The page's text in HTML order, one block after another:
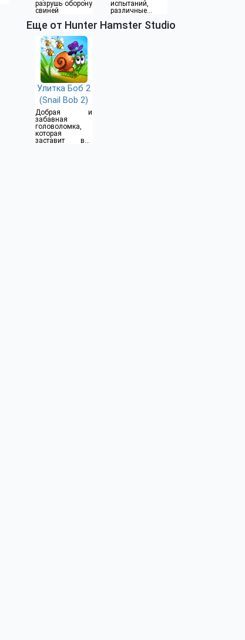
разрушь оборону
свиней
испытаний,
различные
сложности
Еще от Hunter Hamster Studio
Улитка Боб 2
(Snail Bob 2)
Добрая и
забавная
головоломка,
которая
заставит вас